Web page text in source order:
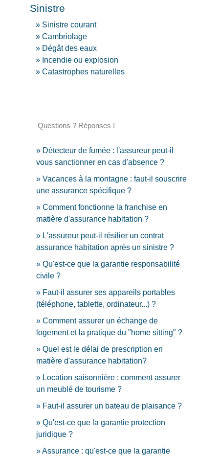
Sinistre
Sinistre courant
Cambriolage
Dégât des eaux
Incendie ou explosion
Catastrophes naturelles
Questions ? Réponses !
Détecteur de fumée : l'assureur peut-il
vous sanctionner en cas d'absence ?
Vacances à la montagne : faut-il souscrire
une assurance spécifique ?
Comment fonctionne la franchise en
matière d'assurance habitation ?
L'assureur peut-il résilier un contrat
assurance habitation après un sinistre ?
Qu'est-ce que la garantie responsabilité
civile ?
Faut-il assurer ses appareils portables
(téléphone, tablette, ordinateur...) ?
Comment assurer un échange de
logement et la pratique du "home sitting" ?
Quel est le délai de prescription en
matière d'assurance habitation?
Location saisonnière : comment assurer
un meublé de tourisme ?
Faut-il assurer un bateau de plaisance ?
Qu'est-ce que la garantie protection
juridique ?
Assurance : qu'est-ce que la garantie